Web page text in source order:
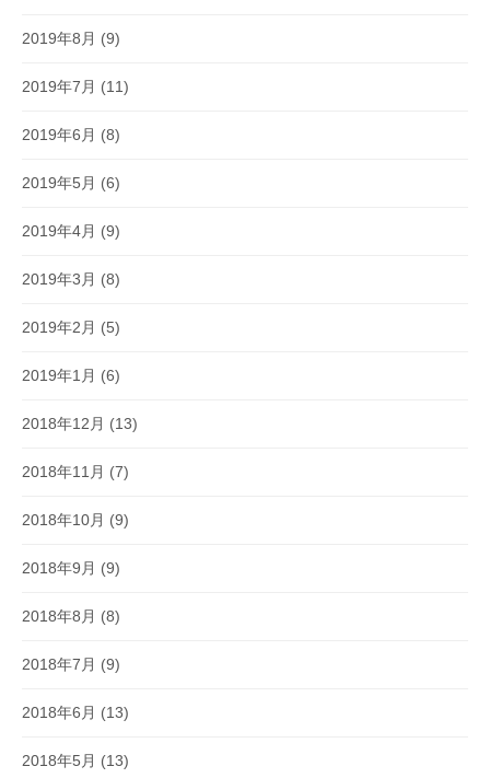
2019年8月 (9)
2019年7月 (11)
2019年6月 (8)
2019年5月 (6)
2019年4月 (9)
2019年3月 (8)
2019年2月 (5)
2019年1月 (6)
2018年12月 (13)
2018年11月 (7)
2018年10月 (9)
2018年9月 (9)
2018年8月 (8)
2018年7月 (9)
2018年6月 (13)
2018年5月 (13)